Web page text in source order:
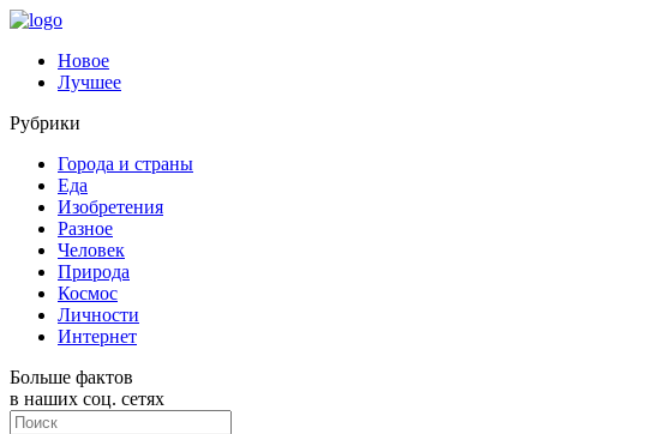
Новое
Лучшее
Рубрики
Города и страны
Еда
Изобретения
Разное
Человек
Природа
Космос
Личности
Интернет
Больше фактов
в наших соц. сетях